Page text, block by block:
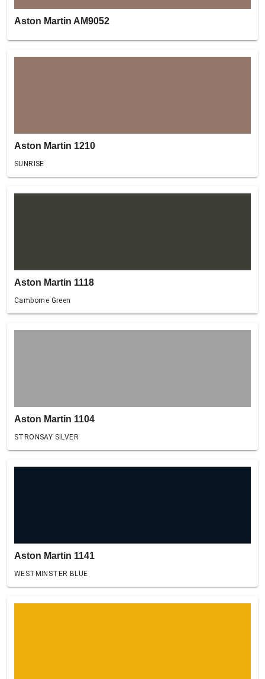
Aston Martin AM9052
Aston Martin 1210
SUNRISE
Aston Martin 1118
Camborne Green
Aston Martin 1104
STRONSAY SILVER
Aston Martin 1141
WESTMINSTER BLUE